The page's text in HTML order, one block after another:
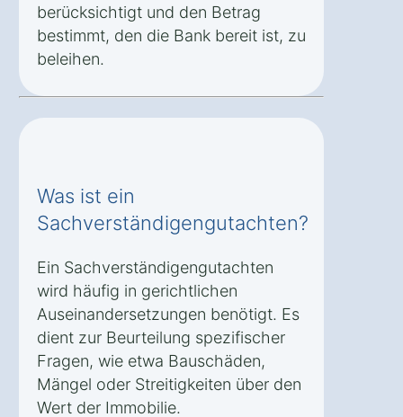
berücksichtigt und den Betrag
bestimmt, den die Bank bereit ist, zu
beleihen.
Was ist ein
Sachverständigengutachten?
Ein Sachverständigengutachten
wird häufig in gerichtlichen
Auseinandersetzungen benötigt. Es
dient zur Beurteilung spezifischer
Fragen, wie etwa Bauschäden,
Mängel oder Streitigkeiten über den
Wert der Immobilie.